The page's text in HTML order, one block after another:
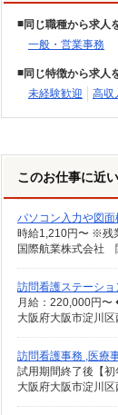
同じ職種から求人
一般・営業事務
同じ特徴から求人
未経験歓迎
高収
このお仕事に近
パソコン入力や図面
時給1,210円〜 ※残
国際航業株式会社
訪問看護ステーシ
月給：220,000円〜
大阪府大阪市淀川区
訪問看護事務 ,医療
大阪府大阪市淀川区